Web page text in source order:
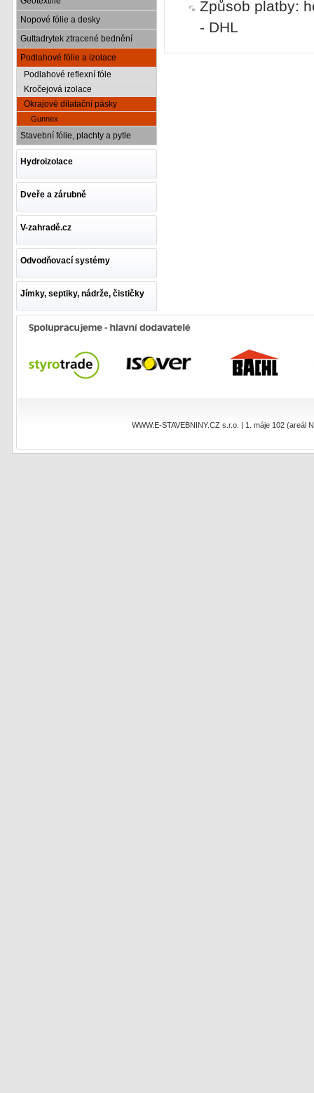
Nopové fólie a desky
Guttadrytek ztracené bednění
Podlahové fólie a izolace
Podlahové reflexní fóle
Kročejová izolace
Okrajové dilatační pásky
Gunnex
Stavební fólie, plachty a pytle
Hydroizolace
Dveře a zárubně
V-zahradě.cz
Odvodňovací systémy
Jímky, septiky, nádrže, čističky
Způsob platby:
- DHL
WWW.E-STAVEBNINY.CZ s.r.o. | 1. máje 102